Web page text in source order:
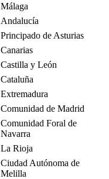
Málaga
Andalucía
Principado de Asturias
Canarias
Castilla y León
Cataluña
Extremadura
Comunidad de Madrid
Comunidad Foral de
Navarra
La Rioja
Ciudad Autónoma de
Melilla